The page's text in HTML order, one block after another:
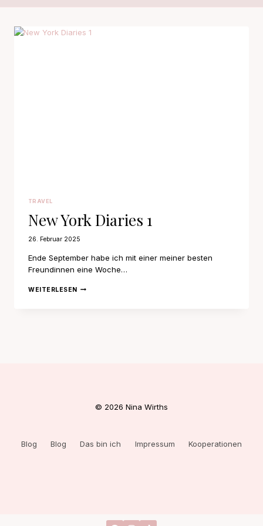
TRAVEL
New York Diaries 1
26. Februar 2025
Ende September habe ich mit einer meiner besten
Freundinnen eine Woche…
WEITERLESENNEW
© 2026 Nina Wirths
Blog Blog Das bin ich Impressum Kooperationen